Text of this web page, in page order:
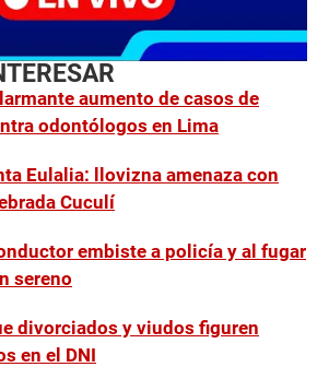
aumento de casos de
odontólogos en Lima
Eulalia: llovizna amenaza con
Cuculí
embiste a policía y al fugar
sereno
divorciados y viudos figuren
en el DNI